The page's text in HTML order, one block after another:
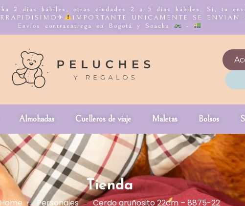
2 dias hábiles, otras ciudades 2 a 5 dias hábiles. Si, tu
IMPORTANTE UNICAMENTE SE ENVIAN
Envíos contraentrega en Bogotá y Soacha
-
Almohadas Cuelleros de viaje Maletas Bolsos
Tienda
Personajes Cerdo gruñosito 22cm – 8875-22